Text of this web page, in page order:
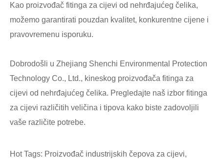
Kao proizvođač fitinga za cijevi od nehrđajućeg čelika,
možemo garantirati pouzdan kvalitet, konkurentne cijene i
pravovremenu isporuku.
Dobrodošli u Zhejiang Shenchi Environmental Protection
Technology Co., Ltd., kineskog proizvođača fitinga za
cijevi od nehrđajućeg čelika. Pregledajte naš izbor fitinga
za cijevi različitih veličina i tipova kako biste zadovoljili
vaše različite potrebe.
Hot Tags: Proizvođač industrijskih čepova za cijevi,